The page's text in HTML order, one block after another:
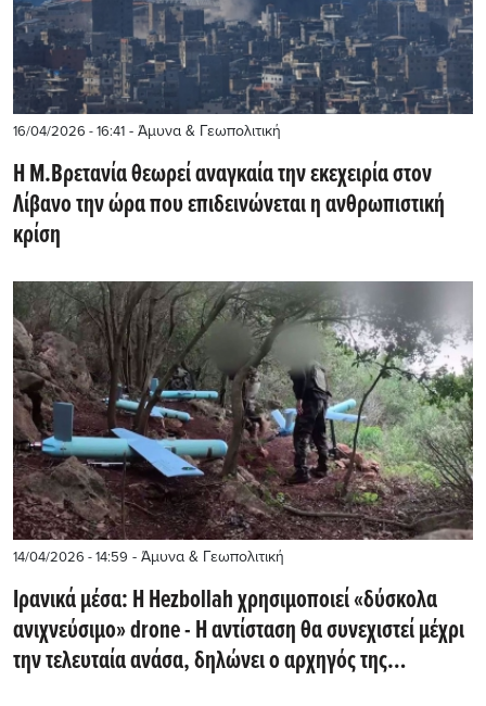
16/04/2026 - 16:41 - Άμυνα & Γεωπολιτική
Η Μ.Βρετανία θεωρεί αναγκαία την εκεχειρία στον
Λίβανο την ώρα που επιδεινώνεται η ανθρωπιστική
κρίση
14/04/2026 - 14:59 - Άμυνα & Γεωπολιτική
Ιρανικά μέσα: Η Hezbollah χρησιμοποιεί «δύσκολα
ανιχνεύσιμο» drone - H αντίσταση θα συνεχιστεί μέχρι
την τελευταία ανάσα, δηλώνει ο αρχηγός της